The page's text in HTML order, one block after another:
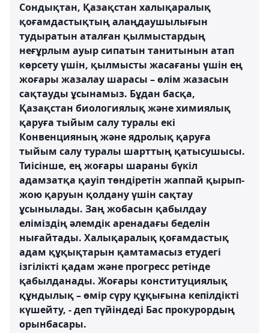
Сондықтан, Қазақстан халықаралық
қоғамдастықтың алаңдаушылығын
тудыратын аталған қылмыстардың
неғұрлым ауыр сипатын танитынын атап
көрсету үшін, қылмысты жасағаны үшін ең
жоғары жазалау шарасы – өлім жазасын
сақтауды ұсынамыз. Бұдан басқа,
Қазақстан биологиялық және химиялық
қаруға тыйым салу туралы екі
Конвенцияның және ядролық қаруға
тыйым салу туралы шарттың қатысушысы.
Тиісінше, ең жоғары шараны бүкіл
адамзатқа қауіп төндіретін жаппай қырып-
жою қаруын қолдану үшін сақтау
ұсынылады. Заң жобасын қабылдау
еліміздің әлемдік аренадағы беделін
нығайтады. Халықаралық қоғамдастық
адам құқықтарын қамтамасыз етудегі
ізгілікті қадам және прогресс ретінде
қабылданады. Жоғары конституциялық
құндылық – өмір сүру құқығына кепілдікті
күшейту, - деп түйіндеді Бас прокурордың
орынбасары.